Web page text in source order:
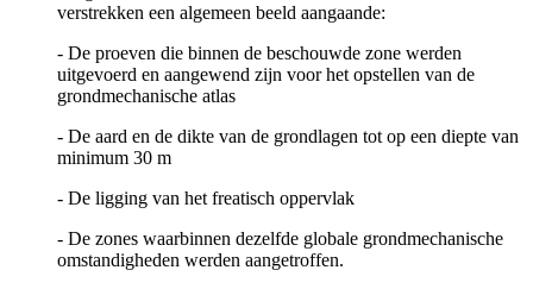
verstrekken een algemeen beeld aangaande:
- De proeven die binnen de beschouwde zone werden
uitgevoerd en aangewend zijn voor het opstellen van de
grondmechanische atlas
- De aard en de dikte van de grondlagen tot op een diepte van
minimum 30 m
- De ligging van het freatisch oppervlak
- De zones waarbinnen dezelfde globale grondmechanische
omstandigheden werden aangetroffen.